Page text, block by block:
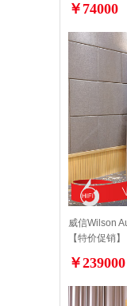
￥74000
威信Wilson
【特价促销】
￥239000